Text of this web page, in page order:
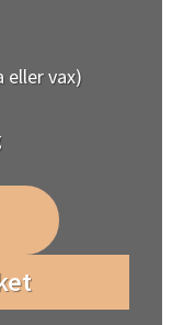
eller vax)